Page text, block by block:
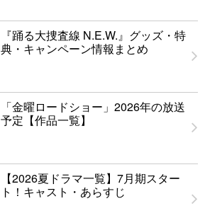
『踊る大捜査線 N.E.W.』グッズ・特
典・キャンペーン情報まとめ
「金曜ロードショー」2026年の放送
予定【作品一覧】
【2026夏ドラマ一覧】7月期スター
ト！キャスト・あらすじ